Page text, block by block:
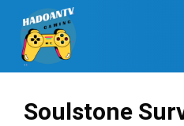
Soulstone